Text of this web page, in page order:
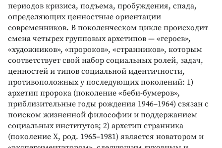
периодов кризиса, подъема, пробуждения, спада,
определяющих ценностные ориентации
современников. В поколенческом цикле происходит
смена четырех групповых архетипов — «героев»,
«художников», «пророков», «странников», которым
соответствует свой набор социальных ролей, задач,
ценностей и типов социальной идентичности,
противоположных у последующих поколений: 1)
архетип пророка (поколение «беби-бумеров»,
приблизительные годы рождения 1946–1964) связан с
поиском жизненной философии и поддержанием
социальных институтов; 2) архетип странника
(поколение X, род. 1965–1981) является новатором и